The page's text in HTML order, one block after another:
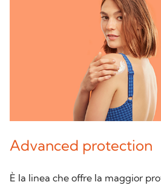
Advanced protection
È la linea che offre la maggior